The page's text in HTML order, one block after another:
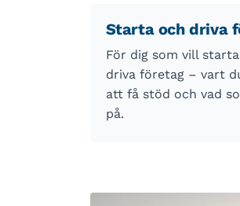
Starta och driva
För dig som vill
driva företag – vart
att få stöd och vad
på.